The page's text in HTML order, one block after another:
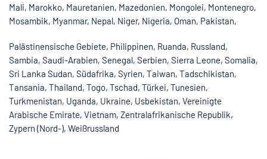
Mali, Marokko, Mauretanien, Mazedonien, Mongolei, Montenegro,
Mosambik, Myanmar, Nepal, Niger, Nigeria, Oman, Pakistan,
Palästinensische Gebiete, Philippinen, Ruanda, Russland,
Sambia, Saudi-Arabien, Senegal, Serbien, Sierra Leone, Somalia,
Sri Lanka Sudan, Südafrika, Syrien, Taiwan, Tadschikistan,
Tansania, Thailand, Togo, Tschad, Türkei, Tunesien,
Turkmenistan, Uganda, Ukraine, Usbekistan, Vereinigte
Arabische Emirate, Vietnam, Zentralafrikanische Republik,
Zypern (Nord-), Weißrussland